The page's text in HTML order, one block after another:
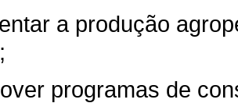
a produção
programas de